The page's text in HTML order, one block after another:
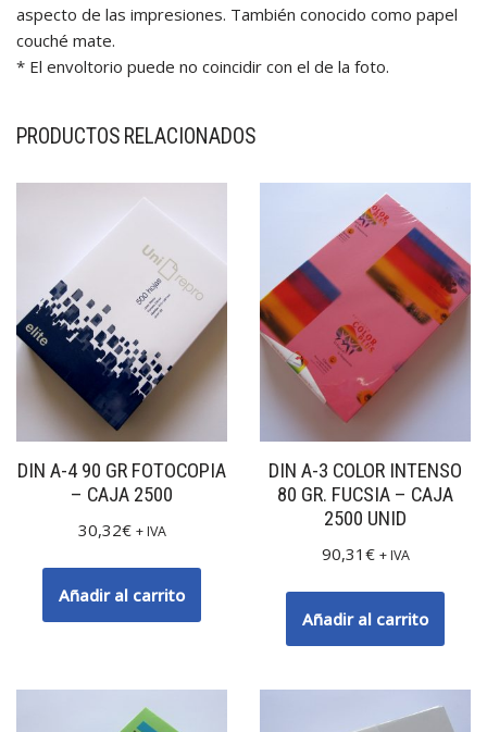
aspecto de las impresiones. También conocido como papel
couché mate.
* El envoltorio puede no coincidir con el de la foto.
PRODUCTOS RELACIONADOS
DIN A-4 90 GR FOTOCOPIA
– CAJA 2500
30,32€ + IVA
Añadir al carrito
DIN A-3 COLOR INTENSO
80 GR. FUCSIA – CAJA
2500 UNID
90,31 € + IVA
Añadir al carrito